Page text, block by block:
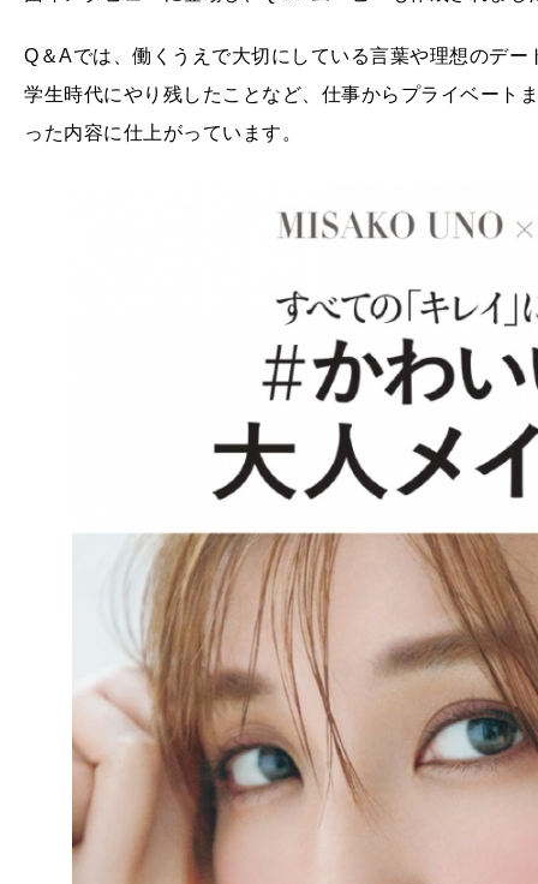
Q＆Aでは、働くうえで大切にしている言葉や理想のデ
学生時代にやり残したことなど、仕事からプライベート
った内容に仕上がっています。